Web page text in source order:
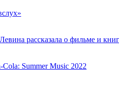
рассказала о фильме и
Cola: Summer Music 2022